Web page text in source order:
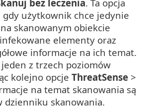
bez leczenia. Ta opcja
użytkownik chce jedynie
skanowanym obiekcie
elementy oraz
informacje na ich temat.
z trzech poziomów
kolejno opcje ThreatSense >
na temat skanowania są
dzienniku skanowania.